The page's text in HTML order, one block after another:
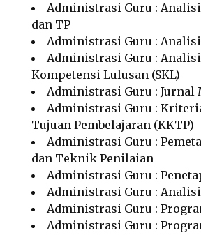
Administrasi Guru :
dan TP
Administrasi Guru :
Administrasi Guru :
Kompetensi Lulusan (SKL)
Administrasi Guru : Jurnal
Administrasi Guru :
Tujuan Pembelajaran (KKTP)
Administrasi Guru :
dan Teknik Penilaian
Administrasi Guru :
Administrasi Guru :
Administrasi Guru :
Administrasi Guru :